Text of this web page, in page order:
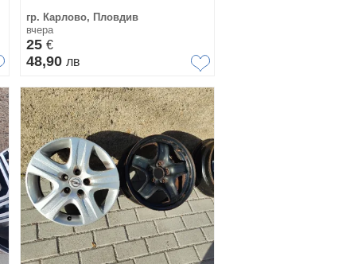
гр. Карлово, Пловдив
вчера
25 €
48,90 лв